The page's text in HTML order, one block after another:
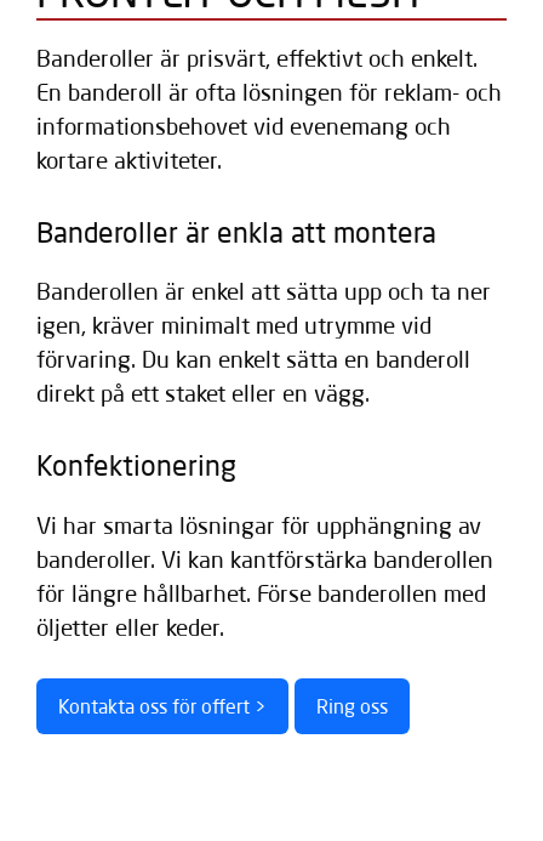
Banderoller är prisvärt, effektivt och enkelt.
En banderoll är ofta lösningen för reklam- och
informationsbehovet vid evenemang och
kortare aktiviteter.
Banderoller är enkla att montera
Banderollen är enkel att sätta upp och ta ner
igen, kräver minimalt med utrymme vid
förvaring. Du kan enkelt sätta en banderoll
direkt på ett staket eller en vägg.
Konfektionering
Vi har smarta lösningar för upphängning av
banderoller. Vi kan kantförstärka banderollen
för längre hållbarhet. Förse banderollen med
öljetter eller keder.
Kontakta oss för offert > Ring oss